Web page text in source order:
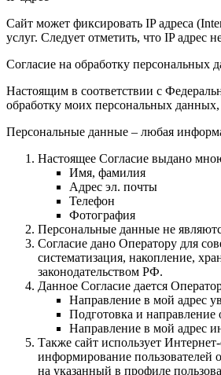
Сайт может фиксировать IP адреса
услуг. Следует отметить, что IP
Согласие на обработку персональных
Настоящим в соответствии с
обработку моих персональных
Персональные данные – любая
Настоящее Согласие выдано
Имя, фамилия
Адрес эл. почты
Телефон
Фотография
Персональные данные не
Согласие дано Оператору для
систематизация, накопление,
законодательством РФ.
Данное Согласие дается
Направление в мой адрес
Подготовка и направление
Направление в мой адрес
Также сайт использует
информирование пользователей
на указанный в профиле